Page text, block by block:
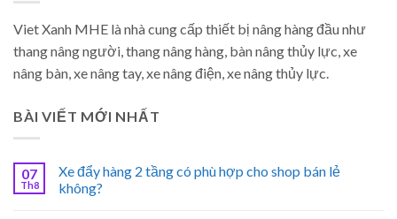
Viet Xanh MHE là nhà cung cấp thiết bị nâng hàng đầu như
thang nâng người, thang nâng hàng, bàn nâng thủy lực, xe
nâng bàn, xe nâng tay, xe nâng điện, xe nâng thủy lực.
BÀI VIẾT MỚI NHẤT
07
Th8
Xe đẩy hàng 2 tầng có phù hợp cho shop bán lẻ
không?